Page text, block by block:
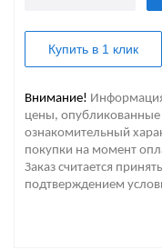
Купить в 1 клик
Внимание! Информация
цены, опубликованные
ознакомительный
покупки на момент
Заказ считается
подтверждением